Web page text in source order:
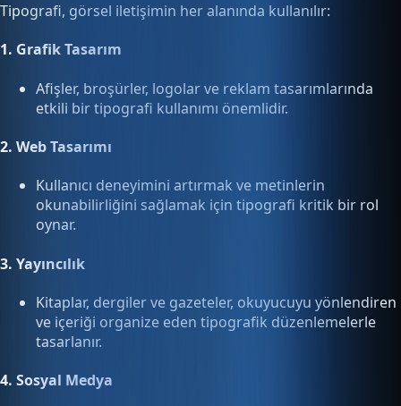
Tipografi, görsel iletişimin her alanında kullanılır:
1. Grafik Tasarım
Afişler, broşürler, logolar ve reklam tasarımlarında
etkili bir tipografi kullanımı önemlidir.
2. Web Tasarımı
Kullanıcı deneyimini artırmak ve metinlerin
okunabilirliğini sağlamak için tipografi kritik bir rol
oynar.
3. Yayıncılık
Kitaplar, dergiler ve gazeteler, okuyucuyu yönlendiren
ve içeriği organize eden tipografik düzenlemelerle
tasarlanır.
4. Sosyal Medya